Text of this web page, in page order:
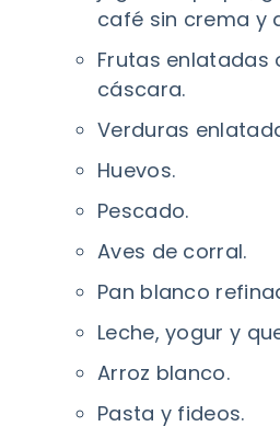
café sin crema y
Frutas enlatadas
cáscara.
Verduras
Huevos.
Pescado.
Aves de corral.
Pan blanco
Leche, yogur y
Arroz blanco.
Pasta y fideos.